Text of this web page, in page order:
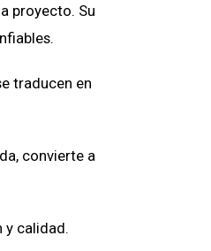
proyecto. Su
traducen en
convierte a
y calidad.